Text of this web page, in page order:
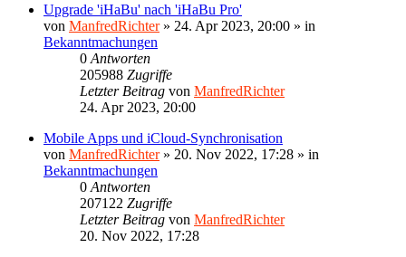
Upgrade 'iHaBu' nach 'iHaBu Pro'
von ManfredRichter» 24. Apr 2023, 20:00 » in
Bekanntmachungen
0 Antworten
205988 Zugriffe
Letzter Beitrag von ManfredRichter
24. Apr 2023, 20:00
Mobile Apps und iCloud-Synchronisation
von ManfredRichter» 20. Nov 2022, 17:28 » in
Bekanntmachungen
0 Antworten
207122 Zugriffe
Letzter Beitrag von ManfredRichter
20. Nov 2022, 17:28